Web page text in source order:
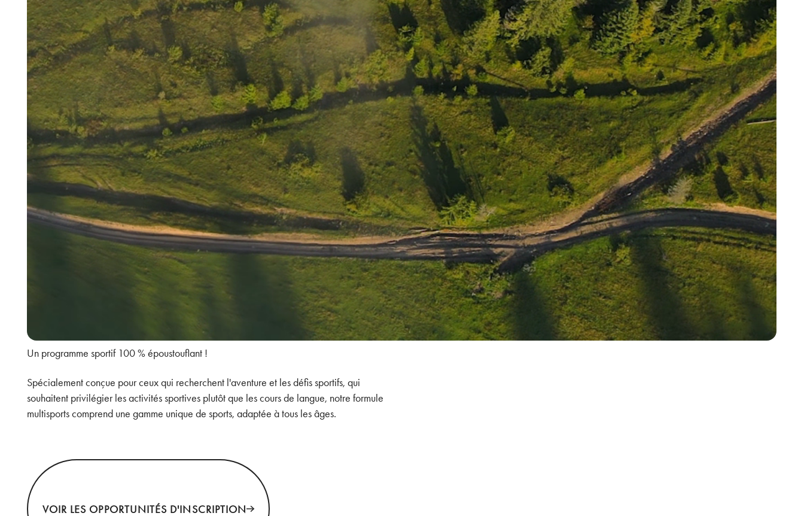
Un programme sportif 100 % époustouflant !
Spécialement conçue pour ceux qui recherchent l'aventure et les défis sportifs, qui
souhaitent privilégier les activités sportives plutôt que les cours de langue, notre formule
multisports comprend une gamme unique de sports, adaptée à tous les âges.
Voir les opportunités d'inscription
VOIR LES OPPORTUNITÉS D'INSCRIPTION